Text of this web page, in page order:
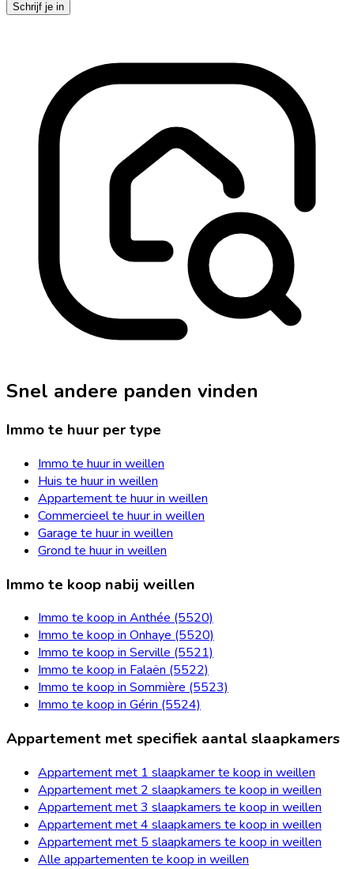
Schrijf je in
Snel andere panden vinden
Immo te huur per type
Immo te huur in weillen
Huis te huur in weillen
Appartement te huur in weillen
Commercieel te huur in weillen
Garage te huur in weillen
Grond te huur in weillen
Immo te koop nabij weillen
Immo te koop in Anthée (5520)
Immo te koop in Onhaye (5520)
Immo te koop in Serville (5521)
Immo te koop in Falaën (5522)
Immo te koop in Sommière (5523)
Immo te koop in Gérin (5524)
Appartement met specifiek aantal slaapkamers
Appartement met 1 slaapkamer te koop in weillen
Appartement met 2 slaapkamers te koop in weillen
Appartement met 3 slaapkamers te koop in weillen
Appartement met 4 slaapkamers te koop in weillen
Appartement met 5 slaapkamers te koop in weillen
Alle appartementen te koop in weillen